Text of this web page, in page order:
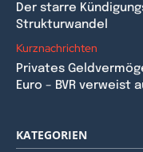
Der starre
Strukturwandel
Kurznachrichten
Privates
Euro – BVR verweist
KATEGORIEN